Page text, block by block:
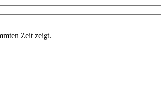
Zeit zeigt.